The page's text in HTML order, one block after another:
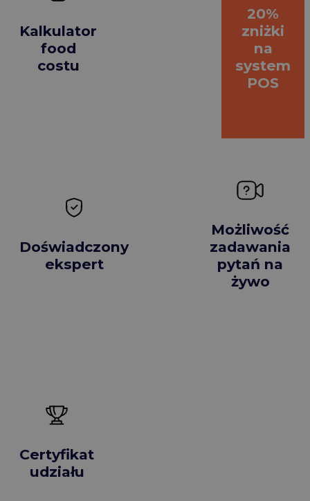
Kalkulator
food
costu
20%
zniżki
na
system
POS
Doświadczony
ekspert
Możliwość
zadawania
pytań na
żywo
Certyfikat
udziału